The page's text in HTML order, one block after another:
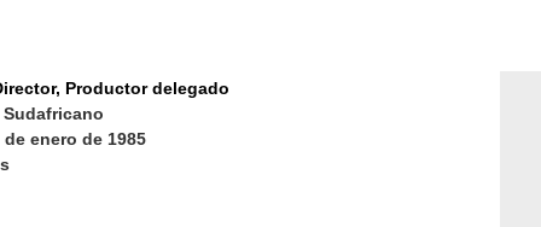
Productor delegado
Sudafricano
de enero de 1985